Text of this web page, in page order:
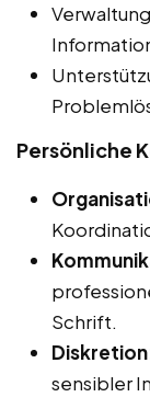
Persönliche
Schrift.
sensibler